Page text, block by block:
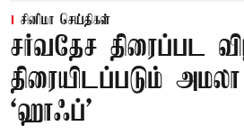
சினிமா செய்திகள்
சர்வதேச திரைப்பட
திரையிடப்படும்
‘ஹாஃப்’